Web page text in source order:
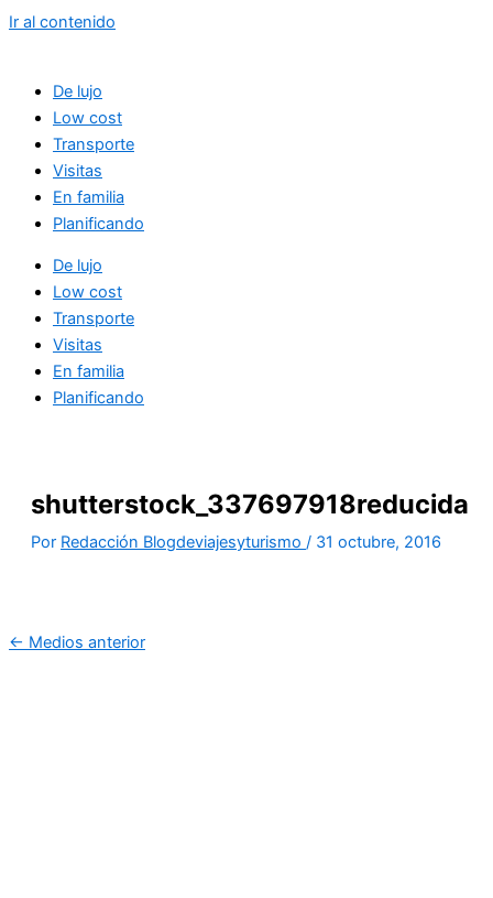
Ir al contenido
De lujo
Low cost
Transporte
Visitas
En familia
Planificando
De lujo
Low cost
Transporte
Visitas
En familia
Planificando
shutterstock_337697918reducida
Por Redacción Blogdeviajesyturismo / 31 octubre, 2016
← Medios anterior